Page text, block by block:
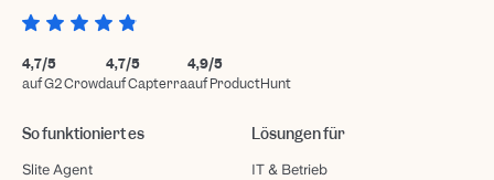
4,7/5
auf G2 Crowd
4,7/5
auf Capterra
4,9/5
auf ProductHunt
So funktioniert es
Slite Agent
Lösungen für
IT & Betrieb